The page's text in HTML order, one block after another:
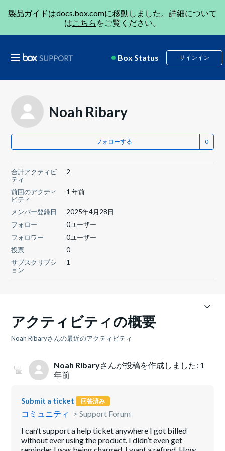
製品ガイドはdocs.box.comに移動しました。詳細について
はこちら をご覧ください。
Box Status サインイン
Noah Ribary
フォローする
合計アクティビ
ティ
2
前回のアクティ
ビティ
1 年前
メンバー登録日
2025年4月28日
フォロー
0ユーザー
フォロワー
0ユーザー
投票
0
サブスクリプシ
ョン
1
アクティビティの概要
Noah Ribaryさんの最近のアクティビティ
Noah Ribaryさんが投稿を作成しました: 1
年前
Submit a ticket 回答済み
コミュニティ
Support Forum
I can’t support a help ticket anywhere I got billed
without ever using the product. I didn’t even get